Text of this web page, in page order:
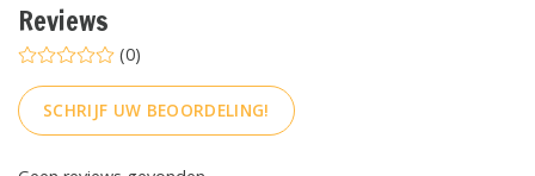
Reviews
(0)
SCHRIJF UW BEOORDELING!